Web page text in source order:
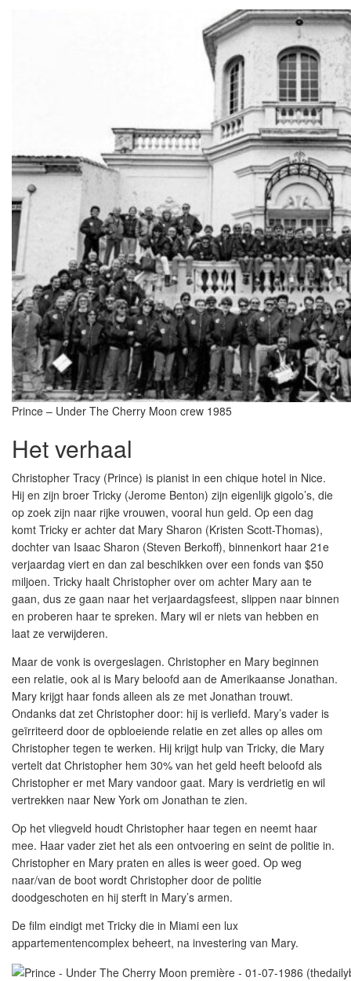
Prince – Under The Cherry Moon crew 1985
Het verhaal
Christopher Tracy (Prince) is pianist in een chique hotel in Nice.
Hij en zijn broer Tricky (Jerome Benton) zijn eigenlijk gigolo’s, die
op zoek zijn naar rijke vrouwen, vooral hun geld. Op een dag
komt Tricky er achter dat Mary Sharon (Kristen Scott-Thomas),
dochter van Isaac Sharon (Steven Berkoff), binnenkort haar 21e
verjaardag viert en dan zal beschikken over een fonds van $50
miljoen. Tricky haalt Christopher over om achter Mary aan te
gaan, dus ze gaan naar het verjaardagsfeest, slippen naar binnen
en proberen haar te spreken. Mary wil er niets van hebben en
laat ze verwijderen.
Maar de vonk is overgeslagen. Christopher en Mary beginnen
een relatie, ook al is Mary beloofd aan de Amerikaanse Jonathan.
Mary krijgt haar fonds alleen als ze met Jonathan trouwt.
Ondanks dat zet Christopher door: hij is verliefd. Mary’s vader is
geïrriteerd door de opbloeiende relatie en zet alles op alles om
Christopher tegen te werken. Hij krijgt hulp van Tricky, die Mary
vertelt dat Christopher hem 30% van het geld heeft beloofd als
Christopher er met Mary vandoor gaat. Mary is verdrietig en wil
vertrekken naar New York om Jonathan te zien.
Op het vliegveld houdt Christopher haar tegen en neemt haar
mee. Haar vader ziet het als een ontvoering en seint de politie in.
Christopher en Mary praten en alles is weer goed. Op weg
naar/van de boot wordt Christopher door de politie
doodgeschoten en hij sterft in Mary’s armen.
De film eindigt met Tricky die in Miami een lux
appartementencomplex beheert, na investering van Mary.